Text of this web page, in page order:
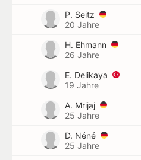
P. Seitz
20 Jahre
H. Ehmann
26 Jahre
E. Delikaya
19 Jahre
A. Mrijaj
25 Jahre
D. Néné
25 Jahre